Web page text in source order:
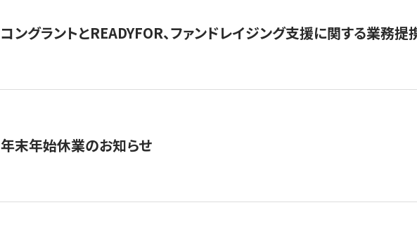
コングラントとREADYFOR、ファンドレイジング支援に関する業務提
年末年始休業のお知らせ